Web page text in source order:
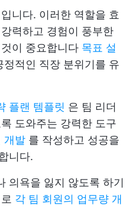
니다. 이러한 역할을 효
력하고 경험이 풍부한
이 중요합니다 목표 설
정적인 직장 분위기를 유
플랜 템플릿 은 팀 리더
도와주는 강력한 도구
개발 를 작성하고 성공을
니다.
의욕을 잃지 않도록 하기
로 각 팀 회원의 업무량 개